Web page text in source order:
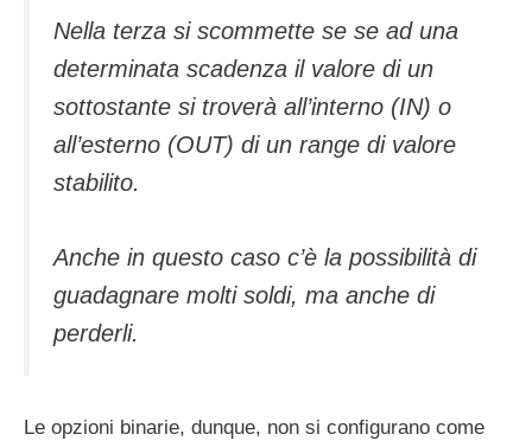
Nella terza si scommette se se ad una
determinata scadenza il valore di un
sottostante si troverà all’interno (IN) o
all’esterno (OUT) di un range di valore
stabilito.
Anche in questo caso c’è la possibilità di
guadagnare molti soldi, ma anche di
perderli.
Le opzioni binarie, dunque, non si configurano come